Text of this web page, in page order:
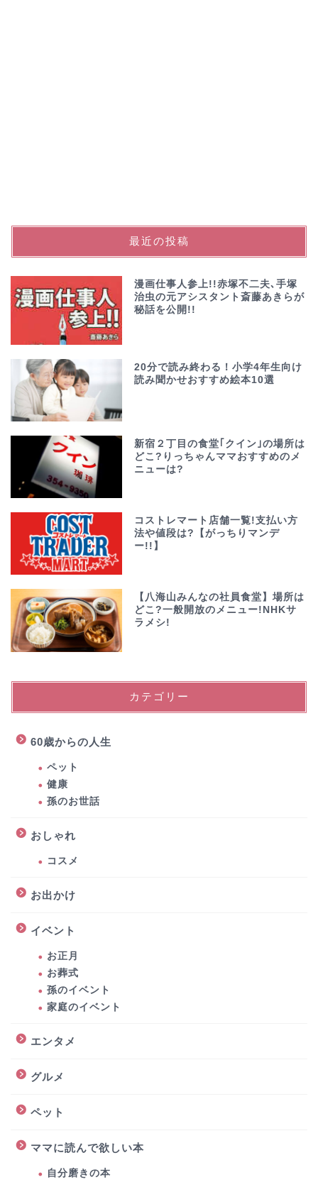
最近の投稿
漫画仕事人参上!!赤塚不二夫､手塚
治虫の元アシスタント斎藤あきらが
秘話を公開!!
20分で読み終わる！小学4年生向け
読み聞かせおすすめ絵本10選
新宿２丁目の食堂｢クイン｣の場所は
どこ?りっちゃんママおすすめのメ
ニューは?
コストレマート店舗一覧!支払い方
法や値段は?【がっちりマンデ
ー!!】
【八海山みんなの社員食堂】場所は
どこ?一般開放のメニュー!NHKサ
ラメシ!
カテゴリー
60歳からの人生
ペット
健康
孫のお世話
おしゃれ
コスメ
お出かけ
イベント
お正月
お葬式
孫のイベント
家庭のイベント
エンタメ
グルメ
ペット
ママに読んで欲しい本
自分磨きの本